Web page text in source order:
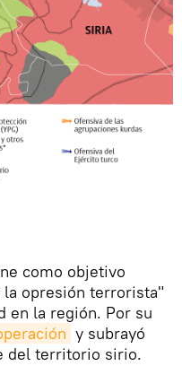
como objetivo
la opresión terrorista"
en la región. Por su
y subrayó
del territorio sirio.